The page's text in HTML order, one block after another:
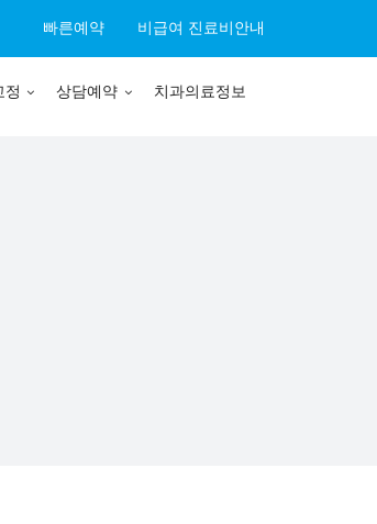
빠른예약 비급여 진료비안내
정 상담예약 치과의료정보